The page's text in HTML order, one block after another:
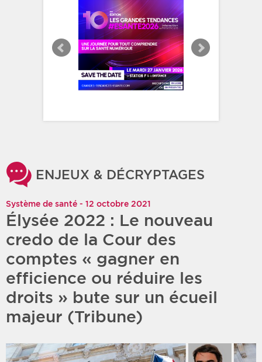
ENJEUX & DÉCRYPTAGES
Système de santé - 12 octobre 2021
Élysée 2022 : Le nouveau
credo de la Cour des
comptes « gagner en
efficience ou réduire les
droits » bute sur un écueil
majeur (Tribune)